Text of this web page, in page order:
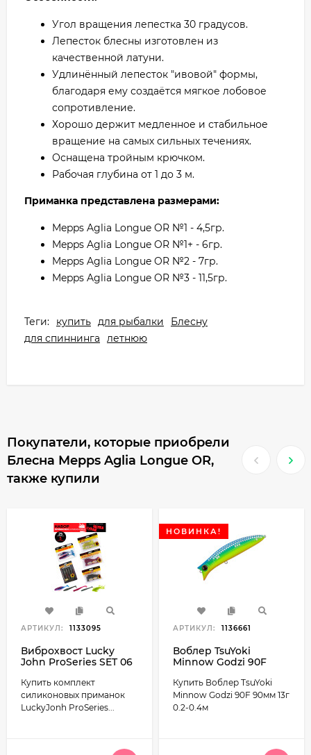
Угол вращения лепестка 30 градусов.
Лепесток блесны изготовлен из
качественной латуни.
Удлинённый лепесток "ивовой" формы,
благодаря ему создаётся мягкое лобовое
сопротивление.
Хорошо держит медленное и стабильное
вращение на самых сильных течениях.
Оснащена тройным крючком.
Рабочая глубина от 1 до 3 м.
Приманка представлена размерами:
Mepps Aglia Longue OR №1 - 4,5гр.
Mepps Aglia Longue OR №1+ - 6гр.
Mepps Aglia Longue OR №2 - 7гр.
Mepps Aglia Longue OR №3 - 11,5гр.
Теги: купить для рыбалки
Блесну
для спиннинга
летнюю
Покупатели, которые приобрели
Блесна Mepps Aglia Longue OR,
также купили
АРТИКУЛ: 1133095
Виброхвост Lucky
John ProSeries SET 06
съедобная резина
Купить комплект
силиконовых приманок
LuckyJonh ProSeries...
НОВИНКА!
АРТИКУЛ: 1136661
Воблер TsuYoki
Minnow Godzi 90F
Купить Воблер TsuYoki
Minnow Godzi 90F 90мм 13г
0.2-0.4м